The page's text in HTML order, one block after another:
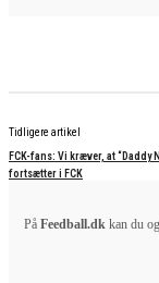
Tidligere artikel
FCK-fans: Vi kræver, at “Daddy
fortsætter i FCK
På Feedball.dkkan du